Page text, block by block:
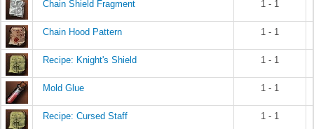
Chain Shield Fragment 1 - 1
Chain Hood Pattern 1 - 1
Recipe: Knight's Shield 1 - 1
Mold Glue 1 - 1
Recipe: Cursed Staff 1 - 1